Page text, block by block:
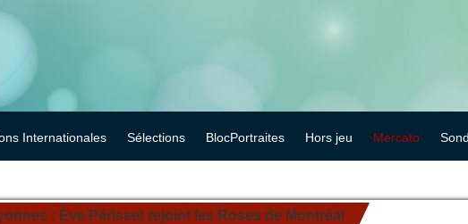
Internationales Sélections BlocPortraites Hors jeu Mercato
; Ève Périsset rejoint les Roses de Montréal